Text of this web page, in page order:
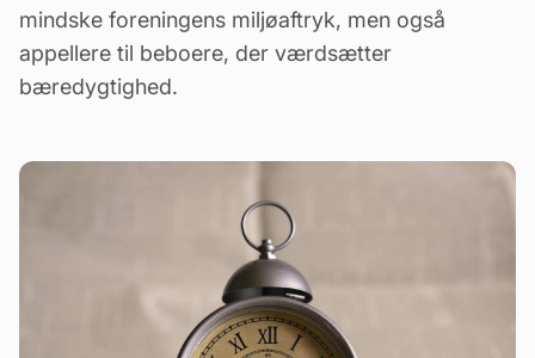
mindske foreningens miljøaftryk, men også
appellere til beboere, der værdsætter
bæredygtighed.